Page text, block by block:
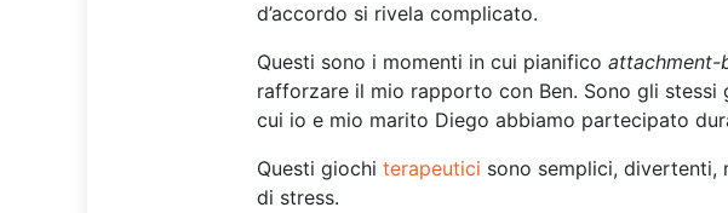
d’accordo si rivela complicato.
Questi sono i momenti in cui pianifico attachment-
rafforzare il mio rapporto con Ben. Sono gli stessi
cui io e mio marito Diego abbiamo partecipato
Questi giochi terapeutici sono semplici, divertenti,
di stress.